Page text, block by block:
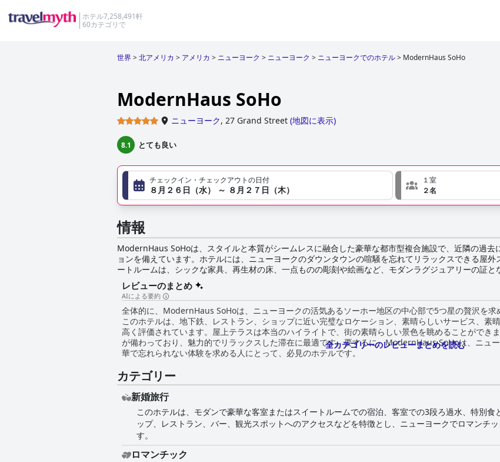
ホテル7,258,491軒
60カテゴリで
世界>北アメリカ > アメリカ > ニューヨーク > ニューヨーク > ニューヨークでのホテル> ModernHaus SoHo
ModernHaus SoHo
ニューヨーク, 27 Grand Street (地図に表示)
8.1 とても良い
チェックイン・チェックアウトの日付
８月２６日（水） ～ ８月２７日（木）
１室
２名
情報
ModernHaus SoHoは、スタイルと本質がシームレスに融合した豪華な都市型複合施設で、近隣の過去
ョンを備えています。ホテルには、ニューヨークのダウンタウンの喧騒を忘れてリラックスできる屋
ートルームは、シックな家具、再生材の床、一点ものの彫刻や絵画など、モダンラグジュアリーの証
ンダ」は、温室のようなガラス張りの開閉式で、年間を通して屋内と屋外で食事を楽しむことができ、
らしいパノラマビューを楽しめます。ソーホーに位置する当ホテルは、市内の一流レストラン、ショッ
い出に残る体験ができること間違いなしです。
レビューのまとめ
AIによる要約
全体的に、ModernHaus SoHoは、ニューヨークの活気あるソーホー地区の中心部で5つ星の贅沢を求
このホテルは、地下鉄、レストラン、ショップに近い完璧なロケーション、素晴らしいサービス、素
高く評価されています。屋上テラスは本当のハイライトで、街の素晴らしい景色を眺めることができ
が備わっており、魅力的でリラックスした滞在に最適です。要するに、ModernHaus SoHoは、ニュ
華で忘れられない体験を求める人にとって、必見のホテルです。
全カテゴリーのレビューまとめを読む
カテゴリー
新婚旅行
このホテルは、モダンで豪華な客室またはスイートルームでの宿泊、客室での3段ろ過水、特別
ップ、レストラン、バー、観光スポットへのアクセスなどを特徴とし、ニューヨークでロマンチ
す。
ロマンチック